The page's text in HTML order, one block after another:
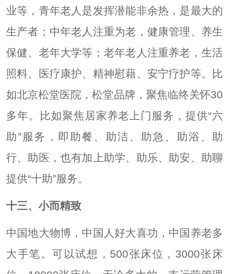
业等，青年老人是发挥潜能非余热，是最大的
生产者；中年老人注重为老，健康管理、养生
保健、老年大学等；老年老人注重养老，生活
照料、医疗康护、精神慰藉、安宁疗护等。比
如北京松堂医院，松堂品牌，聚焦临终关怀30
多年。比如聚焦居家养老上门服务，提供“六
助”服务，即助餐、助洁、助急、助浴、助
行、助医，也有加上助学、助乐、助安、助聊
提供“十助”服务。
十三、小而精致
中国地大物博，中国人好大喜功，中国养老多
大手笔。可以试想，500张床位，3000张床